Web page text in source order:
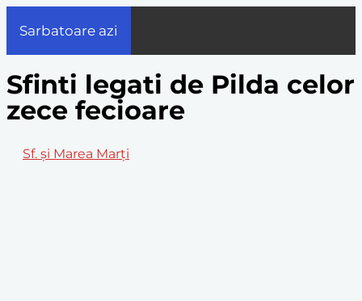
Sarbatoare azi
Sfinti legati de Pilda celor
zece fecioare
Sf. și Marea Marți